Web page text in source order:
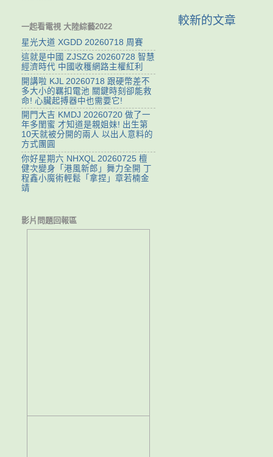
較新的文章
一起看電視 大陸綜藝2022
星光大道 XGDD 20260718 周賽
這就是中國 ZJSZG 20260728 智慧
經濟時代 中國收穫網路主權紅利
開講啦 KJL 20260718 跟硬幣差不
多大小的羈扣電池 關鍵時刻卻能救
命! 心臟起搏器中也需要它!
開門大吉 KMDJ 20260720 做了一
年多閨蜜 才知道是親姐妹! 出生第
10天就被分開的兩人 以出人意料的
方式團圓
你好星期六 NHXQL 20260725 檀
健次變身「港風新郎」舞力全開 丁
程鑫小魔術輕鬆「拿捏」章若楠金
靖
影片問題回報區